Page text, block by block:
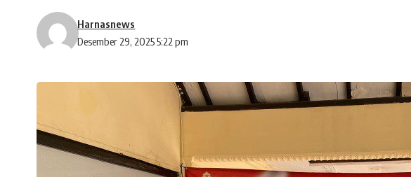
Desember 29, 2025 5:22 pm
Harnasnews